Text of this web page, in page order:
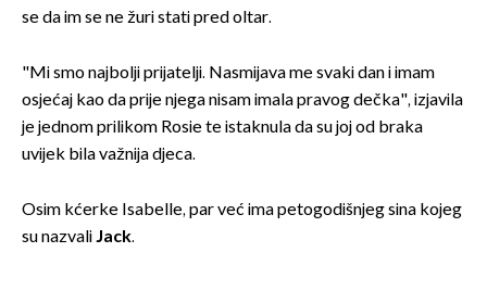
se da im se ne žuri stati pred oltar.
"Mi smo najbolji prijatelji. Nasmijava me svaki dan i imam
osjećaj kao da prije njega nisam imala pravog dečka", izjavila
je jednom prilikom Rosie te istaknula da su joj od braka
uvijek bila važnija djeca.
Osim kćerke Isabelle, par već ima petogodišnjeg sina kojeg
su nazvaliJack.